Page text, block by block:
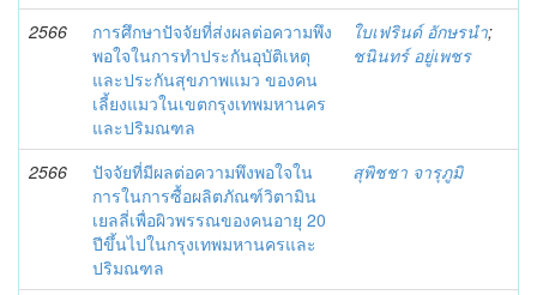
2566
การศึกษาปัจจัยที่ส่งผลต่อความพึง
พอใจในการทำประกันอุบัติเหตุ
และประกันสุขภาพแมว ของคน
เลี้ยงแมวในเขตกรุงเทพมหานคร
และปริมณฑล
ใบเฟรินด์ อักษรนำ;
ชนินทร์ อยู่เพชร
2566
ปัจจัยที่มีผลต่อความพึงพอใจใน
การในการซื้อผลิตภัณฑ์วิตามิน
เยลลี่เพื่อผิวพรรณของคนอายุ 20
ปีขึ้นไปในกรุงเทพมหานครและ
ปริมณฑล
สุพิชชา จารุภูมิ